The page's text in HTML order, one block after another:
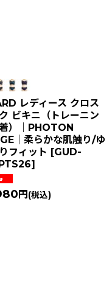
レディース クロス
ビキニ（トレーニン
）｜PHOTON
｜柔らかな肌触り/ゆ
フィット [GUD-
]
円 (税込)